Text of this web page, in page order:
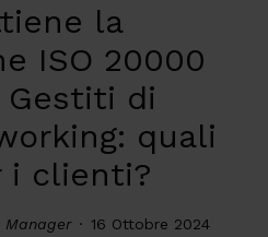
la
ISO 20000
Gestiti di
quali
i clienti?
Manager
16 Ottobre 2024